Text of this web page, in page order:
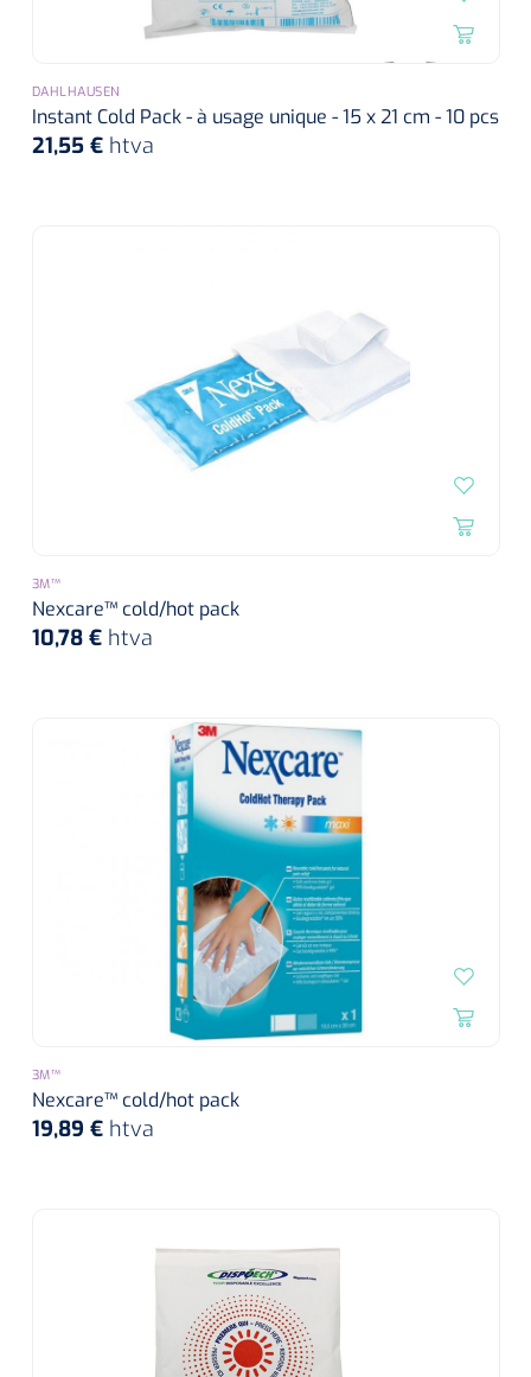
DAHLHAUSEN
Instant Cold Pack - à usage unique - 15 x 21 cm - 10 pcs
21,55 € htva
3M™
Nexcare™ cold/hot pack
10,78 € htva
3M™
Nexcare™ cold/hot pack
19,89 € htva